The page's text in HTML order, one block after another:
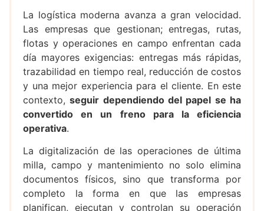
La logística moderna avanza a gran velocidad.
Las empresas que gestionan; entregas, rutas,
flotas y operaciones en campo enfrentan cada
día mayores exigencias: entregas más rápidas,
trazabilidad en tiempo real, reducción de costos
y una mejor experiencia para el cliente. En este
contexto,seguir dependiendo del papel se ha
convertido en un freno para la eficiencia
operativa.
La digitalización de las operaciones de última
milla, campo y mantenimiento no solo elimina
documentos físicos, sino que transforma por
completo la forma en que las empresas
planifican, ejecutan y controlan su operación